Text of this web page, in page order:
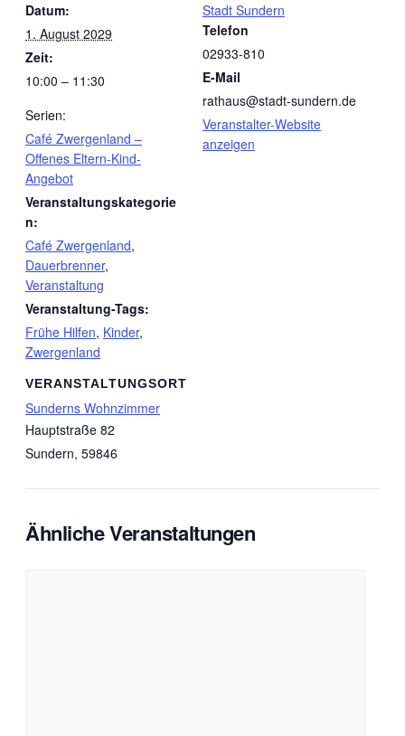
Datum:
1. August 2029
Zeit:
10:00 – 11:30
Serien:
Café Zwergenland –
Offenes Eltern-Kind-
Angebot
Veranstaltungskategorie
n:
Café Zwergenland,
Dauerbrenner,
Veranstaltung
Veranstaltung-Tags:
Frühe Hilfen, Kinder,
Zwergenland
VERANSTALTUNGSORT
Sunderns Wohnzimmer
Hauptstraße 82
Sundern, 59846
Stadt Sundern
Telefon
02933-810
E-Mail
rathaus@stadt-sundern.de
Veranstalter-Website
anzeigen
Ähnliche Veranstaltungen